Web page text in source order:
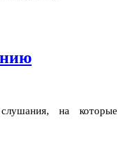
на которые